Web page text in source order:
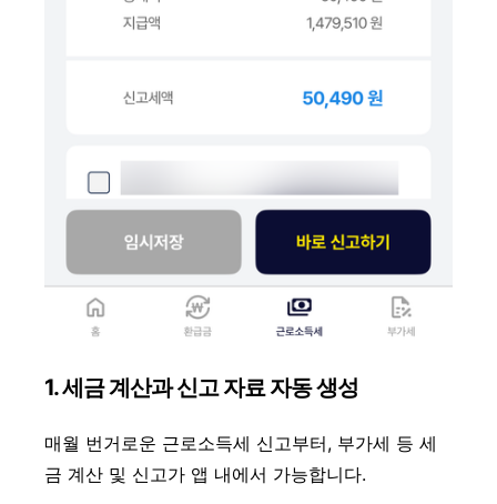
1. 세금 계산과 신고 자료 자동 생성
매월 번거로운 근로소득세 신고부터, 부가세 등 세
금 계산 및 신고가 앱 내에서 가능합니다.